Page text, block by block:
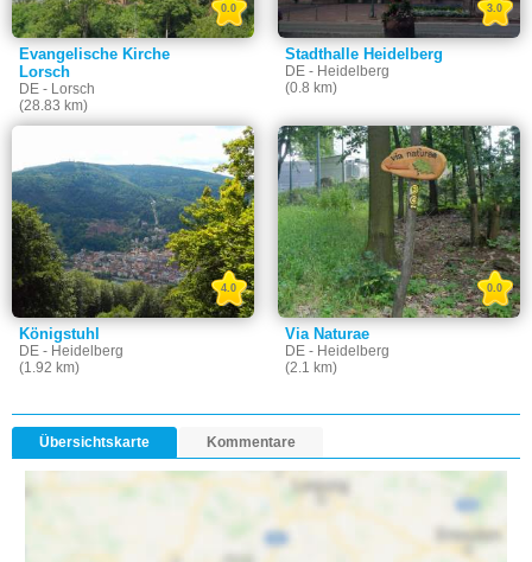
Evangelische Kirche
Lorsch
DE - Lorsch
(28.83 km)
0.0
Stadthalle Heidelberg
DE - Heidelberg
(0.8 km)
3.0
Königstuhl
DE - Heidelberg
(1.92 km)
4.0
Via Naturae
DE - Heidelberg
(2.1 km)
0.0
Übersichtskarte Kommentare